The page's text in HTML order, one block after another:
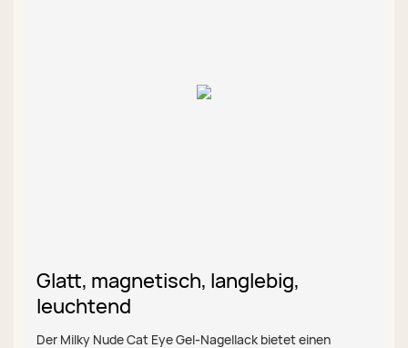
Glatt, magnetisch, langlebig,
leuchtend
Der Milky Nude Cat Eye Gel-Nagellack bietet einen